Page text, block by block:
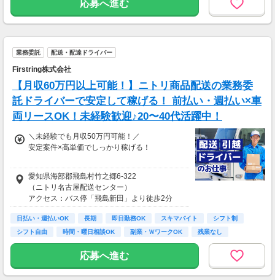
・昇給あり（年2回 個人の評価による）
＜月8日出勤の場合＞
日給17100円×週2日=月収136800円
応募へ進む
業務委託 配送・配達ドライバー
Firstring株式会社
【月収60万円以上可能！】ニトリ商品配送の業務委
託ドライバーで安定して稼げる！ 前払い・週払い×車
両リースOK！未経験歓迎♪20〜40代活躍中！
＼未経験でも月収50万円可能！／
安定案件×高単価でしっかり稼げる！
【月収例】
・未経験／月22日稼働：月収44万円以上
・経験者／月25日稼働：月収50万円以上
■荷物サイズ・重量に応じて単価変動
■前払い制度あり（稼働分）
■週払いOK
愛知県海部郡⾶島村⽵之郷6-322
（ニトリ名古屋配送センター）
アクセス：バス停「⾶島新⽥」より徒歩2分
日払い・週払いOK 長期 即日勤務OK スキマバイト
シフト制
シフト自由
時間・曜日相談OK 副業・ＷワークOK 残業なし
応募へ進む